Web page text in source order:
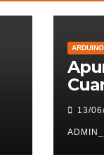
ARDUINO
13/